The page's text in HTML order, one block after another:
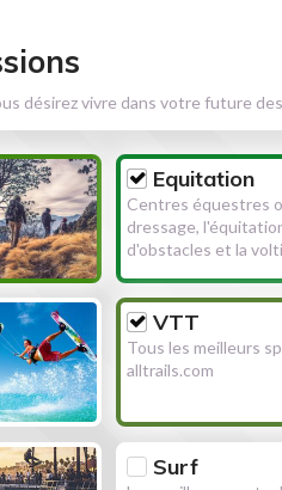
désirez vivre dans votre future
Equitation
Centres équestres
dressage,
d'obstacles et la
VTT
Tous les meilleurs
alltrails.com
Surf